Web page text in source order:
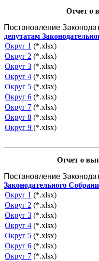
Отчет о
Постановление
депутатам
Округ 1 (*.xlsx)
Округ 2 (*.xlsx)
Округ 3 (*.xlsx)
Округ 4 (*.xlsx)
Округ 5 (*.xlsx)
Округ 6 (*.xlsx)
Округ 7 (*.xlsx)
Округ 8 (*.xlsx)
Округ 9 (*.xlsx)
Отчет о
Постановление
Законодательного
Округ 1 (*.xlsx)
Округ 2 (*.xlsx)
Округ 3 (*.xlsx)
Округ 4 (*.xlsx)
Округ 5 (*.xlsx)
Округ 6 (*.xlsx)
Округ 7 (*.xlsx)